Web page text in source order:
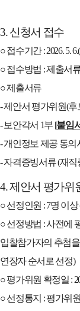
3.신청서 접수
○접수기간: 2026. 5. 6.(
○접수방법 :제출서
○제출서류
-제안서 평가위원(후
- 보안각서 1부 [붙임
-개인정보 제공 동의
-자격증빙서류(재직
4.제안서 평가위
○선정인원 : 7명 이상
○선정방법 :사전에
입찰참가자의 추첨
연장자 순서로 선정)
○평가위원 확정일 :
○선정통지 :평가위